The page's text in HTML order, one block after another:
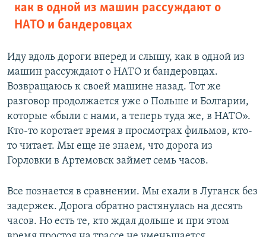
как в одной из машин рассуждают о
НАТО и бандеровцах
Иду вдоль дороги вперед и слышу, как в одной из
машин рассуждают о НАТО и бандеровцах.
Возвращаюсь к своей машине назад. Тот же
разговор продолжается уже о Польше и Болгарии,
которые «были с нами, а теперь туда же, в НАТО».
Кто-то коротает время в просмотрах фильмов, кто-
то читает. Мы еще не знаем, что дорога из
Горловки в Артемовск займет семь часов.
Все познается в сравнении. Мы ехали в Луганск без
задержек. Дорога обратно растянулась на десять
часов. Но есть те, кто ждал дольше и при этом